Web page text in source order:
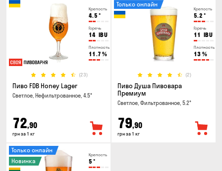
Крепость
4.5 °
Горечь
14 IBU
Плотность
11.7 %
(23)
Пиво FDB Honey Lager
Светлое, Нефильтрованное, 4.5°
72,90
грн за 1 кг
Крепость
5.2 °
Горечь
11 IBU
Плотность
13 %
(2)
Только онлайн
Пиво Душа Пивовара
Премиум
Светлое, Фильтрованное, 5.2°
79,90
грн за 1 кг
Крепость
5 °
Только онлайн
Новинка